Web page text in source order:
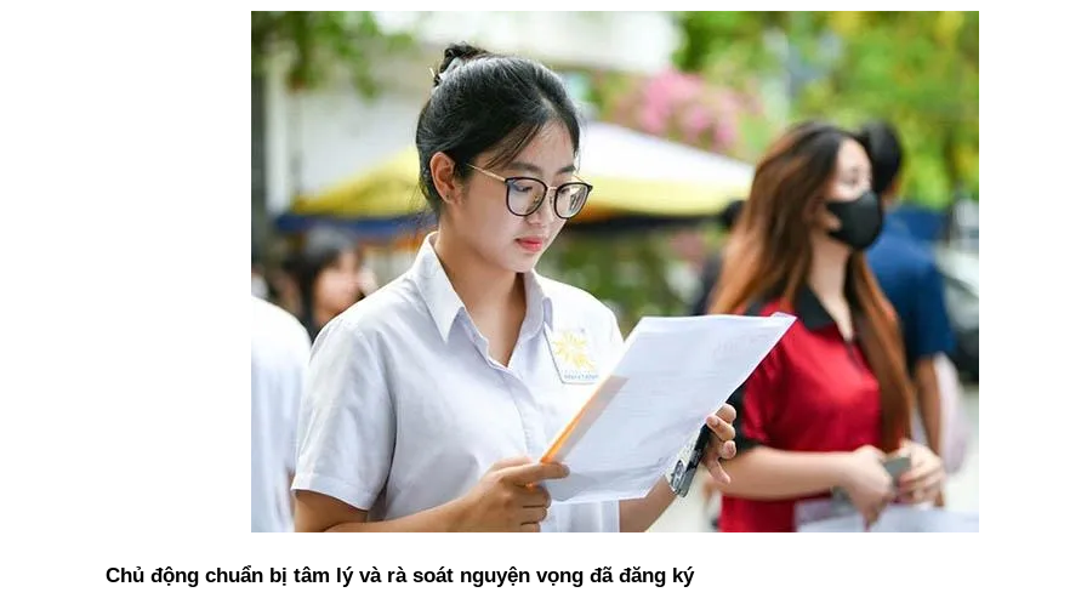
Chủ động chuẩn bị tâm lý và rà soát nguyện vọng đã đăng ký